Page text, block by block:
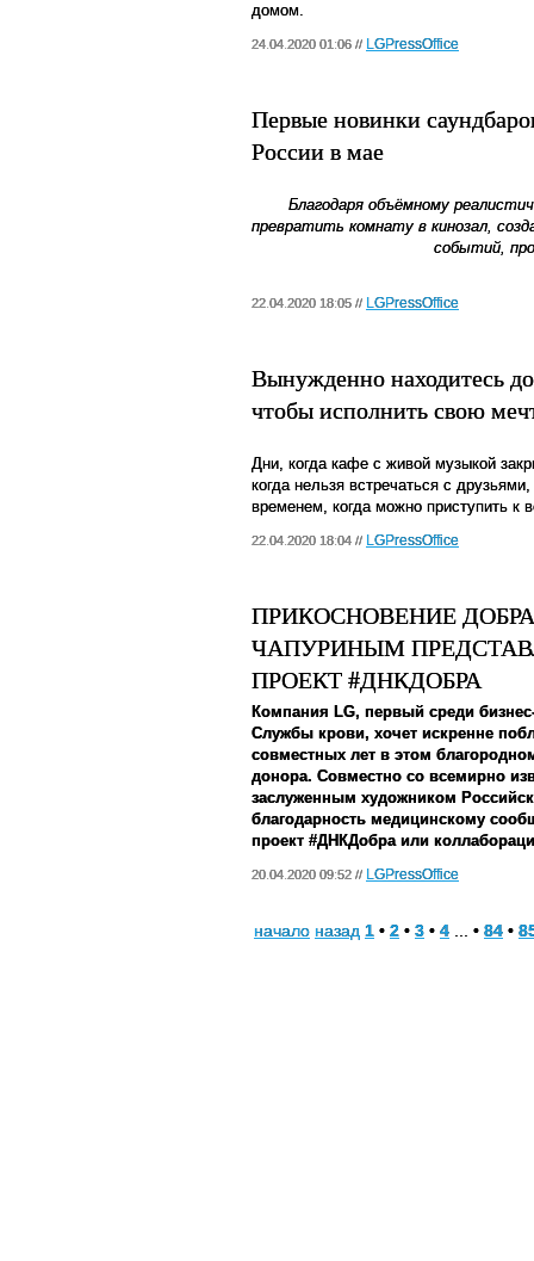
домом.
24.04.2020 01:06 // LGPressOffice
Первые новинки
России в мае
Благодаря объёмному
превратить комнату в кинозал,
событий,
22.04.2020 18:05 // LGPressOffice
Вынужденно находитесь
чтобы исполнить свою
Дни, когда кафе с живой музыкой
когда нельзя встречаться с
временем, когда можно приступить
22.04.2020 18:04 // LGPressOffice
ПРИКОСНОВЕНИЕ
ЧАПУРИНЫМ
ПРОЕКТ #ДНКДОБРА
Компания LG, первый среди
Службы крови, хочет искренне
совместных лет в этом
донора. Совместно со всемирно
заслуженным художником
благодарность медицинскому
проект #ДНКДобра или
20.04.2020 09:52 // LGPressOffice
начало назад 1 • 2 • 3 • 4 ... • 84 •